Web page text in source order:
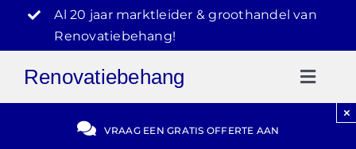
inhoud
Al 20 jaar marktleider & groothandel van
Renovatiebehang!
Renovatiebehang
Gratis Offerte
VRAAG EEN GRATIS OFFERTE AAN
×